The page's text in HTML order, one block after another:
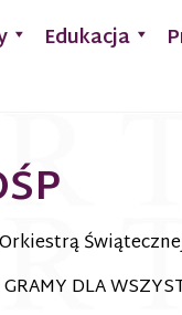
Edukacja
DLA